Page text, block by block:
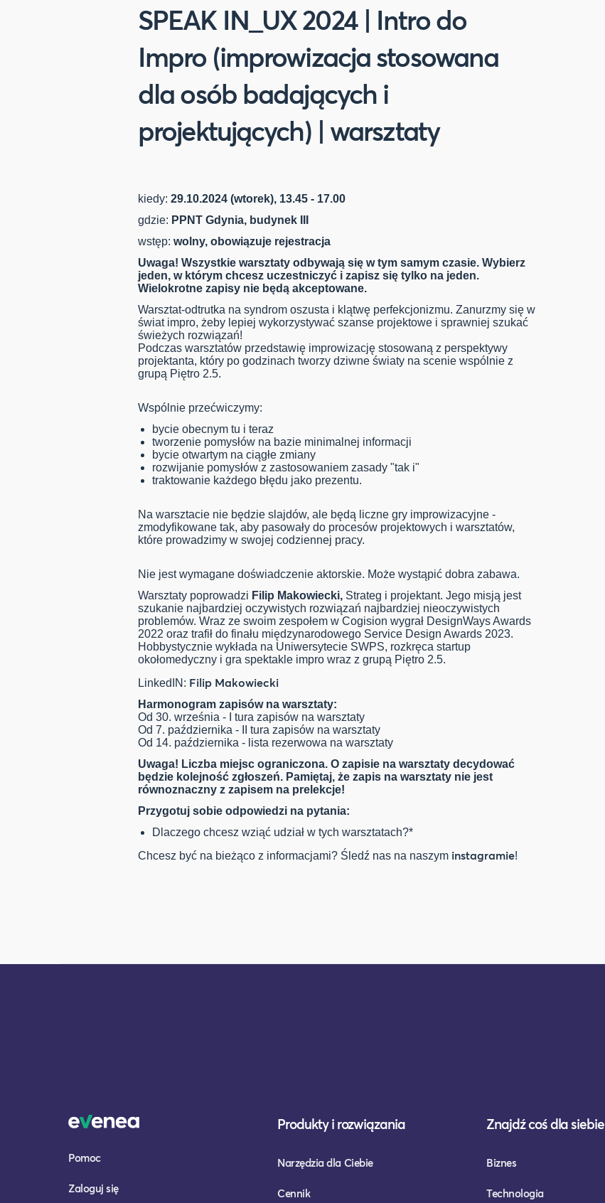
SPEAK IN_UX 2024 | Intro do
Impro (improwizacja stosowana
dla osób badających i
projektujących) | warsztaty
kiedy: 29.10.2024 (wtorek), 13.45 - 17.00
gdzie: PPNT Gdynia, budynek III
wstęp: wolny, obowiązuje rejestracja
Uwaga! Wszystkie warsztaty odbywają się w tym samym czasie. Wybierz
jeden, w którym chcesz uczestniczyć i zapisz się tylko na jeden.
Wielokrotne zapisy nie będą akceptowane.
Warsztat-odtrutka na syndrom oszusta i klątwę perfekcjonizmu. Zanurzmy się w
świat impro, żeby lepiej wykorzystywać szanse projektowe i sprawniej szukać
świeżych rozwiązań!
Podczas warsztatów przedstawię improwizację stosowaną z perspektywy
projektanta, który po godzinach tworzy dziwne światy na scenie wspólnie z
grupą Piętro 2.5.
Wspólnie przećwiczymy:
bycie obecnym tu i teraz
tworzenie pomysłów na bazie minimalnej informacji
bycie otwartym na ciągłe zmiany
rozwijanie pomysłów z zastosowaniem zasady "tak i"
traktowanie każdego błędu jako prezentu.
Na warsztacie nie będzie slajdów, ale będą liczne gry improwizacyjne -
zmodyfikowane tak, aby pasowały do procesów projektowych i warsztatów,
które prowadzimy w swojej codziennej pracy.
Nie jest wymagane doświadczenie aktorskie. Może wystąpić dobra zabawa.
Warsztaty poprowadzi Filip Makowiecki, Strateg i projektant. Jego misją jest
szukanie najbardziej oczywistych rozwiązań najbardziej nieoczywistych
problemów. Wraz ze swoim zespołem w Cogision wygrał DesignWays Awards
2022 oraz trafił do finału międzynarodowego Service Design Awards 2023.
Hobbystycznie wykłada na Uniwersytecie SWPS, rozkręca startup
okołomedyczny i gra spektakle impro wraz z grupą Piętro 2.5.
LinkedIN: Filip Makowiecki
Harmonogram zapisów na warsztaty:
Od 30. września - I tura zapisów na warsztaty
Od 7. października - II tura zapisów na warsztaty
Od 14. października - lista rezerwowa na warsztaty
Uwaga! Liczba miejsc ograniczona. O zapisie na warsztaty decydować
będzie kolejność zgłoszeń. Pamiętaj, że zapis na warsztaty nie jest
równoznaczny z zapisem na prelekcje!
Przygotuj sobie odpowiedzi na pytania:
Dlaczego chcesz wziąć udział w tych warsztatach?*
Chcesz być na bieżąco z informacjami? Śledź nas na naszym instagramie!
Pomoc
Zaloguj się
Produkty i rozwiązania
Narzędzia dla Ciebie
Cennik
Znajdź coś dla siebie
Biznes
Technologia